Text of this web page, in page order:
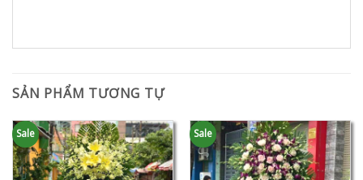
SẢN PHẨM TƯƠNG TỰ
Sale Sale